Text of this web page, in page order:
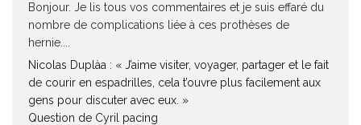
Bonjour. Je lis tous vos commentaires et je suis effaré du
nombre de complications liée à ces prothèses de
hernie....
Nicolas Duplàa : « J’aime visiter, voyager, partager et le fait
de courir en espadrilles, cela t’ouvre plus facilement aux
gens pour discuter avec eux. »
Question de Cyril pacing